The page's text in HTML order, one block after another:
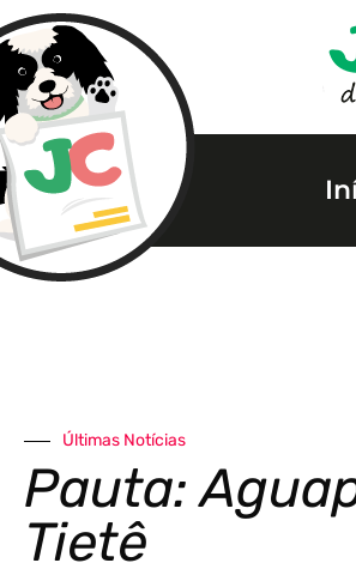
Últimas Notícias
Pauta:
Tietê